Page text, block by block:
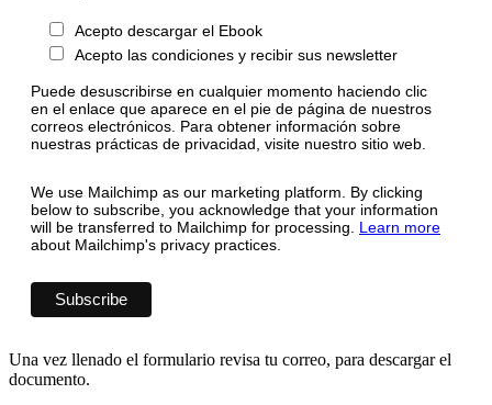
Acepto descargar el Ebook
Acepto las condiciones y recibir sus newsletter
Puede desuscribirse en cualquier momento haciendo clic
en el enlace que aparece en el pie de página de nuestros
correos electrónicos. Para obtener información sobre
nuestras prácticas de privacidad, visite nuestro sitio web.
We use Mailchimp as our marketing platform. By clicking
below to subscribe, you acknowledge that your information
will be transferred to Mailchimp for processing. Learn more
about Mailchimp's privacy practices.
Una vez llenado el formulario revisa tu correo, para descargar el
documento.